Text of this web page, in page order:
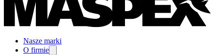
Nasze marki
O firmie